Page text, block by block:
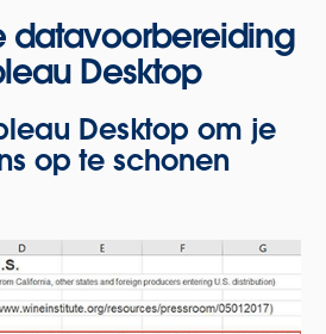
datavoorbereiding
Desktop
Desktop om je
op te schonen